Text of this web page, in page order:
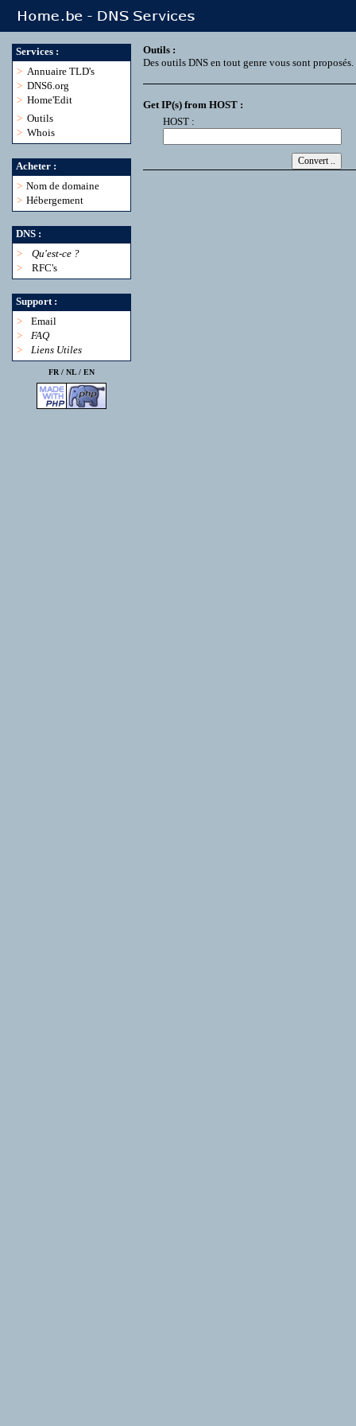
Services :
> Annuaire TLD's
> DNS6.org
> Home'Edit
> Outils
> Whois
Acheter :
> Nom de domaine
> Hébergement
DNS :
>
Qu'est-ce ?
>
RFC's
Support :
>
Email
>
FAQ
>
Liens Utiles
FR / NL/ EN
Outils :
Des outils DNS en tout genre vous sont proposés.
Get IP(s) from HOST :
HOST :